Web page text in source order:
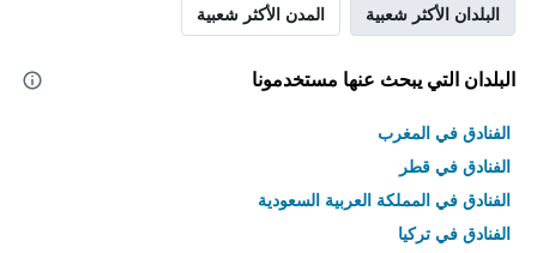
البلدان الأكثر شعبية المدن الأكثر شعبية
البلدان التي يبحث عنها مستخدمونا
الفنادق في المغرب
الفنادق في قطر
الفنادق في المملكة العربية السعودية
الفنادق في تركيا